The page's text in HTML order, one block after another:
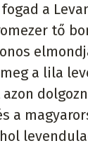
a
tő
a lila
a